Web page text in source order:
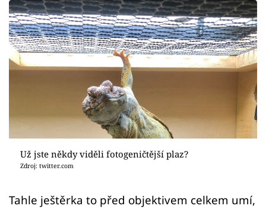
Youtubeři
Virály
Sledujte prima+
Přihlášení
Už jste někdy viděli fotogeničtější plaz?
Zdroj: twitter.com
Tahle ještěrka to před objektivem celkem umí,